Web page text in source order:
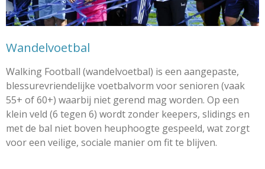
Wandelvoetbal
Walking Football (wandelvoetbal) is een aangepaste,
blessurevriendelijke voetbalvorm voor senioren (vaak
55+ of 60+) waarbij niet gerend mag worden. Op een
klein veld (6 tegen 6) wordt zonder keepers, slidings en
met de bal niet boven heuphoogte gespeeld, wat zorgt
voor een veilige, sociale manier om fit te blijven.